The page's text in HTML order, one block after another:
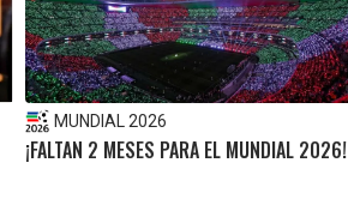
MUNDIAL 2026
¡FALTAN 2 MESES PARA EL MUNDIAL 2026!